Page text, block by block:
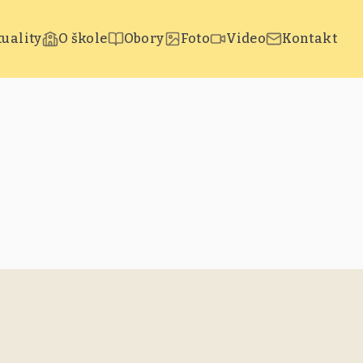
O škole Obory Foto Video Kontakt